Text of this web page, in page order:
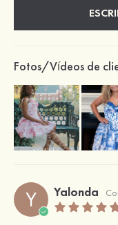
Fotos/Vídeos de
Y Yalonda